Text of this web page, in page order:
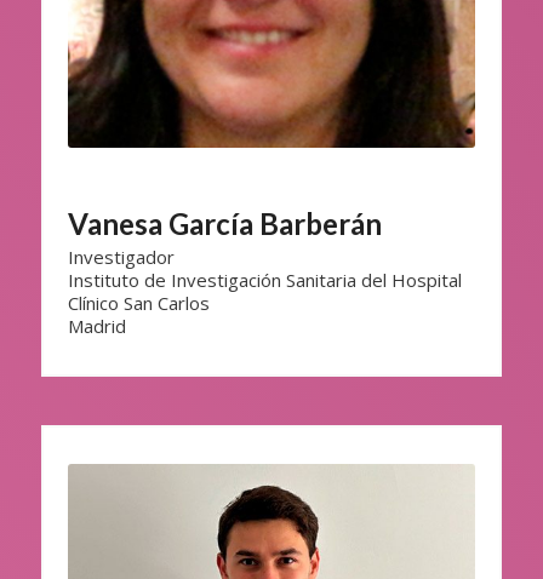
Vanesa García Barberán
Investigador
Instituto de Investigación Sanitaria del Hospital
Clínico San Carlos
Madrid